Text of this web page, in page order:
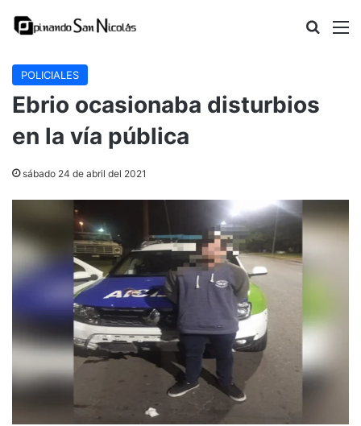
Buscar
POLICIALES
Ebrio ocasionaba disturbios
en la vía pública
sábado 24 de abril del 2021